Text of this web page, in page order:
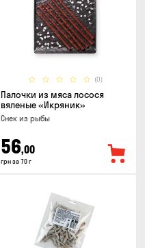
(0)
Палочки из мяса лосося
вяленые «Икряник»
Снек из рыбы
56,00
грн за 70 г